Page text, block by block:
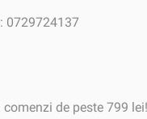
0729724137
de peste 799 lei!